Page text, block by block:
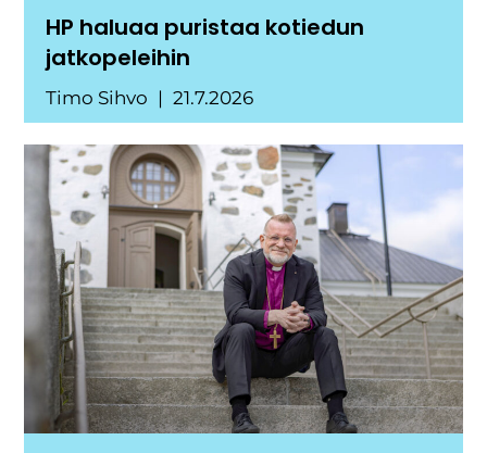
HP haluaa puristaa kotiedun
jatkopeleihin
Timo Sihvo 21.7.2026